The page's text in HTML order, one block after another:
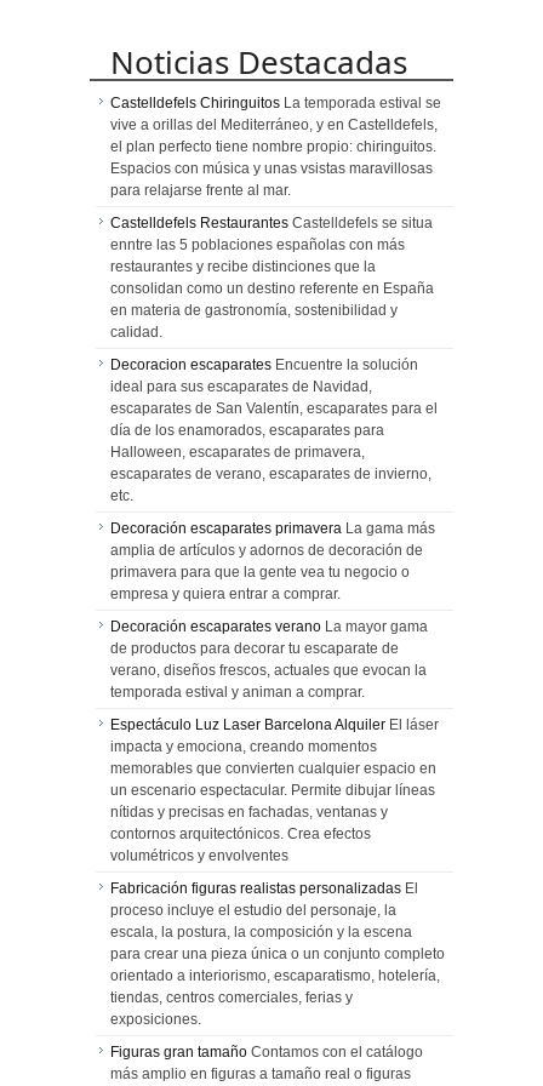
Noticias Destacadas
Castelldefels Chiringuitos La temporada estival se
vive a orillas del Mediterráneo, y en Castelldefels,
el plan perfecto tiene nombre propio: chiringuitos.
Espacios con música y unas vsistas maravillosas
para relajarse frente al mar.
Castelldefels Restaurantes Castelldefels se situa
enntre las 5 poblaciones españolas con más
restaurantes y recibe distinciones que la
consolidan como un destino referente en España
en materia de gastronomía, sostenibilidad y
calidad.
Decoracion escaparates Encuentre la solución
ideal para sus escaparates de Navidad,
escaparates de San Valentín, escaparates para el
día de los enamorados, escaparates para
Halloween, escaparates de primavera,
escaparates de verano, escaparates de invierno,
etc.
Decoración escaparates primavera La gama más
amplia de artículos y adornos de decoración de
primavera para que la gente vea tu negocio o
empresa y quiera entrar a comprar.
Decoración escaparates verano La mayor gama
de productos para decorar tu escaparate de
verano, diseños frescos, actuales que evocan la
temporada estival y animan a comprar.
Espectáculo Luz Laser Barcelona Alquiler El láser
impacta y emociona, creando momentos
memorables que convierten cualquier espacio en
un escenario espectacular. Permite dibujar líneas
nítidas y precisas en fachadas, ventanas y
contornos arquitectónicos. Crea efectos
volumétricos y envolventes
Fabricación figuras realistas personalizadas El
proceso incluye el estudio del personaje, la
escala, la postura, la composición y la escena
para crear una pieza única o un conjunto completo
orientado a interiorismo, escaparatismo, hotelería,
tiendas, centros comerciales, ferias y
exposiciones.
Figuras gran tamaño Contamos con el catálogo
más amplio en figuras a tamaño real o figuras